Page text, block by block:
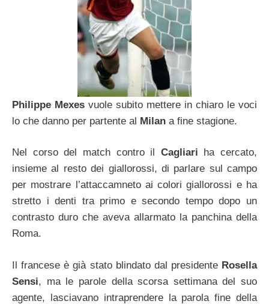
Philippe Mexes vuole subito mettere in chiaro le voci
lo che danno per partente al Milan a fine stagione.
Nel corso del match contro il Cagliari ha cercato,
insieme al resto dei giallorossi, di parlare sul campo
per mostrare l’attaccamneto ai colori giallorossi e ha
stretto i denti tra primo e secondo tempo dopo un
contrasto duro che aveva allarmato la panchina della
Roma.
Il francese è già stato blindato dal presidente Rosella
Sensi, ma le parole della scorsa settimana del suo
agente, lasciavano intraprendere la parola fine della